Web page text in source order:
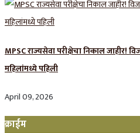
MPSC राज्यसेवा परीक्षेचा निकाल जाहीर!
महिलांमध्ये पहिली
April 09, 2026
क्राईम